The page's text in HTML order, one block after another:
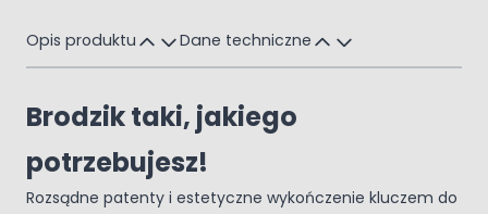
Opis produktu Dane techniczne
Brodzik taki, jakiego
potrzebujesz!
Rozsądne patenty i estetyczne wykończenie kluczem do